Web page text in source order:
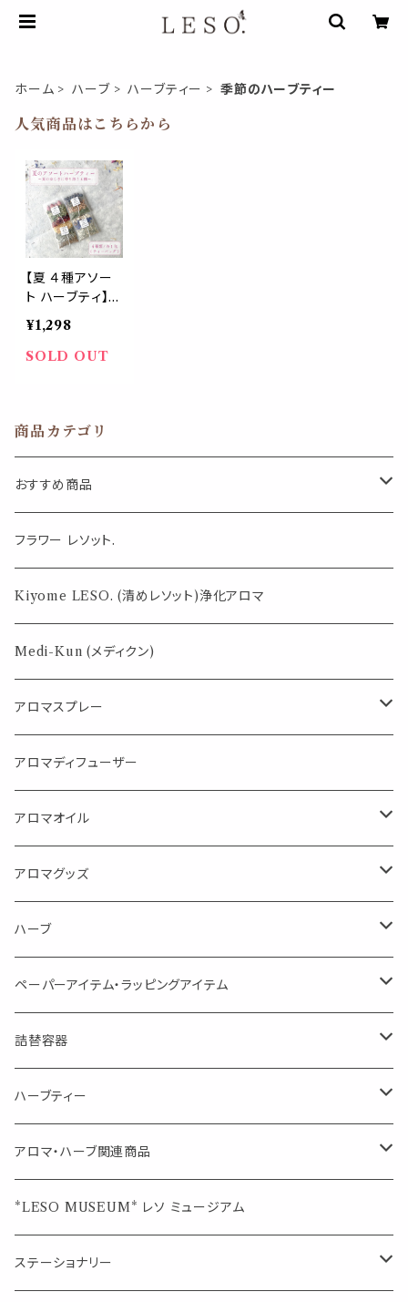
ホーム ハーブ ハーブティー 季節のハーブティー
人気商品はこちらから
【夏 ４種アソー
ト ハーブティ】サ
マー ブレンド テ
ィーパック 夏バ
テ対策 季節限
容 贈り物 ギフト
ッシュ むくみ 消
¥1,298
SOLD OUT
商品カテゴリ
おすすめ商品
気になる虫対策に
薄荷の香りで体感温度-4℃ !? スースーシリーズ
パロサント
フラワー レソット.
Kiyome LESO. (清めレソット)浄化アロマ
Medi-Kun (メディクン)
アロマスプレー
目的で選ぶ
蒸し暑い夏やリフレッシュに
消臭に（用途：空間や衣服）
FLOWER LESO. フラワレソット
Kiyome LESO. キヨメ レソット
体感-4℃ !? 薄荷をブレンドしたアロマスプレー
AroMachi アロマチ 町の香り
Mask&Pillow Aroma
アロマディフューザー
アロマオイル
エッセンシャルオイル
シングル
ブレンド
キャリアオイル
アロマグッズ
エッセンシャルオイル
ディフューザー
ハーブ
サシェ・香り袋
ハーブティー
シングル
キャンディー
ペーパーアイテム・ラッピングアイテム
シーリングワックス シール
ペーパークリップ
ウェルカムボード・装飾
席札クリップ
プチギフト
詰替容器
ロールオンボトル
スプレーボトル
スポイトボトル
精油用ボトル
ハーブティー
ブレンド
ジュエル オブ ビューティー
美人さんのハーブティー
シングル
アロマ・ハーブ関連商品
エッセンシャルオイル
シングル
クラフト器材・道具
*LESO MUSEUM* レソ ミュージアム
ステーショナリー